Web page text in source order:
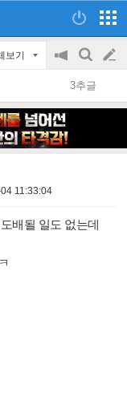
보기
공
on/off
검
색
글
쓰
3추글
11:33:04
배될 일도 없는데